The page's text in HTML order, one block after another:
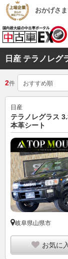
おかげさま
日産 テラノレグ
2件
日産
テラノレグラス
本革シート
岐阜県山県市
お気に